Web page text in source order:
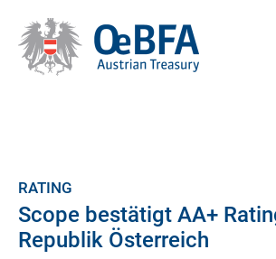
RATING
Scope bestätigt AA+
Republik Österreich